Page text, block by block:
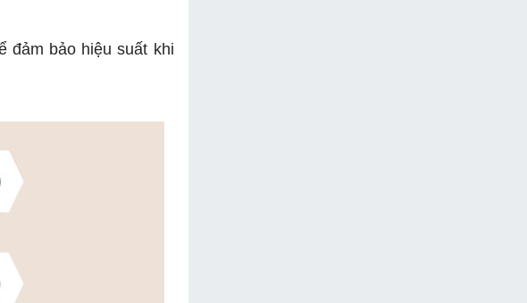
đảm bảo hiệu suất khi